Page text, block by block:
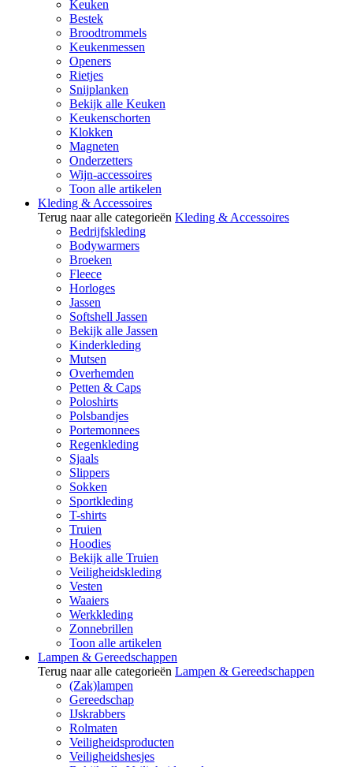
Keuken
Bestek
Broodtrommels
Keukenmessen
Openers
Rietjes
Snijplanken
Bekijk alle Keuken
Keukenschorten
Klokken
Magneten
Onderzetters
Wijn-accessoires
Toon alle artikelen
Kleding & Accessoires
Terug naar alle categorieën Kleding & Accessoires
Bedrijfskleding
Bodywarmers
Broeken
Fleece
Horloges
Jassen
Softshell Jassen
Bekijk alle Jassen
Kinderkleding
Mutsen
Overhemden
Petten & Caps
Poloshirts
Polsbandjes
Portemonnees
Regenkleding
Sjaals
Slippers
Sokken
Sportkleding
T-shirts
Truien
Hoodies
Bekijk alle Truien
Veiligheidskleding
Vesten
Waaiers
Werkkleding
Zonnebrillen
Toon alle artikelen
Lampen & Gereedschappen
Terug naar alle categorieën Lampen & Gereedschappen
(Zak)lampen
Gereedschap
IJskrabbers
Rolmaten
Veiligheidsproducten
Veiligheidshesjes